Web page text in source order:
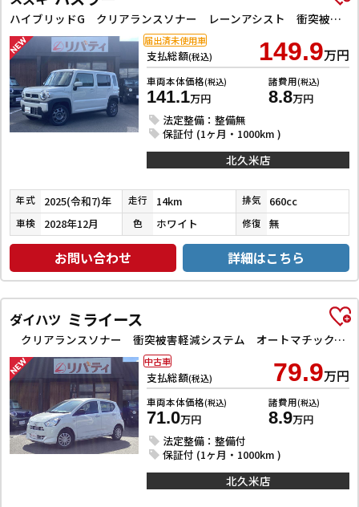
ハイブリッドG クリアランスソナー レーンアシスト 衝突被害軽減システム オートライト スマートキー アイドリングストップ 電動格納ミラー シートヒーター CVT ESC エアコン パワーウィンドウ
支払総額(税込) 149.9万円
車両本体価格(税込)
141.1万円
諸費用(税込)
8.8万円
法定整備：整備無
保証付 (1ヶ月・1000km )
届出済未使用車
北久米店
年式 2025(令和7)年 走行 14km 排気 660cc
車検 2028年12月 色 ホワイト 修復 無
お問い合わせ 詳細はこちら
ダイハツ ミライース
クリアランスソナー 衝突被害軽減システム オートマチックハイビーム オートライト アイドリングストップ CVT ESC CD ミュージックプレイヤー接続可 エアコン パワーステアリング
支払総額(税込) 79.9万円
車両本体価格(税込)
71.0万円
諸費用(税込)
8.9万円
法定整備：整備付
保証付 (1ヶ月・1000km )
中古車
北久米店